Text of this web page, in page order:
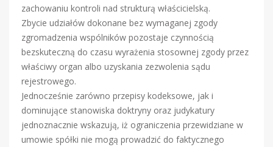
zachowaniu kontroli nad strukturą właścicielską.
Zbycie udziałów dokonane bez wymaganej zgody
zgromadzenia wspólników pozostaje czynnością
bezskuteczną do czasu wyrażenia stosownej zgody przez
właściwy organ albo uzyskania zezwolenia sądu
rejestrowego.
Jednocześnie zarówno przepisy kodeksowe, jak i
dominujące stanowiska doktryny oraz judykatury
jednoznacznie wskazują, iż ograniczenia przewidziane w
umowie spółki nie mogą prowadzić do faktycznego